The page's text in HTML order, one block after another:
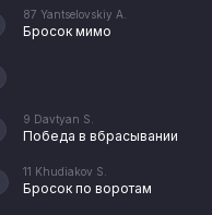
87 Yantselovskiy A.
Бросок мимо
9 Davtyan S.
Победа в вбрасывании
11 Khudiakov S.
Бросок по воротам